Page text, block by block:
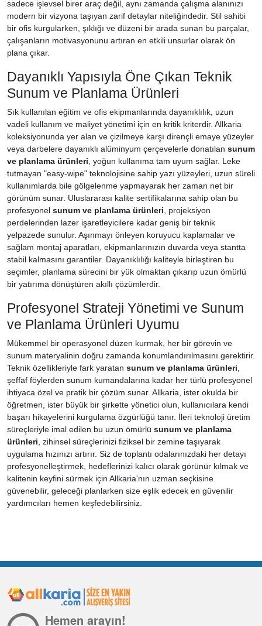
sadece işlevsel birer araç değil, aynı zamanda çalışma alanınızı
modern bir vizyona taşıyan zarif detaylar niteliğindedir. Stil sahibi
bir ofis kurgularken, şıklığı ve düzeni bir arada sunan bu parçalar,
çalışanların motivasyonunu artıran en etkili unsurlar olarak ön
plana çıkar.
Dayanıklı Yapısıyla Öne Çıkan Teknik
Sunum ve Planlama Ürünleri
Sık kullanılan eğitim ve ofis ekipmanlarında dayanıklılık, uzun
vadeli kullanım ve maliyet yönetimi için en kritik kriterdir. Allkaria
koleksiyonunda yer alan ve çizilmeye karşı dirençli emaye yüzeyler
veya darbelere dayanıklı alüminyum çerçevelerle donatılan sunum
ve planlama ürünleri , yoğun kullanıma tam uyum sağlar. Leke
tutmayan "easy-wipe" teknolojisine sahip yazı yüzeyleri, uzun süreli
kullanımlarda bile gölgelenme yapmayarak her zaman net bir
görünüm sunar. Uluslararası kalite sertifikalarına sahip olan bu
profesyonel sunum ve planlama ürünleri , projeksiyon
perdelerinden lazer işaretleyicilere kadar geniş bir teknik
yelpazede sunulur. Aşınmayı önleyen koruyucu kaplamalar ve
sağlam montaj aparatları, ekipmanlarınızın duvarda veya stantta
stabil kalmasını garantiler. Dayanıklılığı kaliteyle birleştiren bu
seçimler, planlama sürecini bir yük olmaktan çıkarıp uzun ömürlü
bir yatırıma dönüştüren akıllı çözümlerdir.
Profesyonel Strateji Yönetimi ve Sunum
ve Planlama Ürünleri Uyumu
Mükemmel bir operasyonel düzen kurmak, her bir görevin ve
sunum materyalinin doğru zamanda konumlandırılmasını gerektirir.
Teknik özellikleriyle fark yaratan sunum ve planlama ürünleri
şeffaf föylerden sunum kumandalarına kadar her türlü profesyonel
ihtiyaca özel ve pratik bir çözüm sunar. Allkaria, ister okulda bir
öğretmen, ister büyük bir şirkette yönetici olun, kullanıcılara kendi
başarı hikayelerini kurgulama özgürlüğü tanır. İleri teknoloji üretim
süreçleriyle imal edilen bu uzun ömürlü sunum ve planlama
ürünleri , zihinsel süreçlerinizi fiziksel bir zemine taşıyarak
uygulama hızınızı artırır. Siz de toplantı odalarınızdaki her detayı
profesyonelleştirmek, hedeflerinizi kalıcı olarak görünür kılmak ve
kalitenin keyfini sürmek için Allkaria'nın uzman seçkisine
güvenebilir, geleceği planlarken size eşlik edecek en güvenilir
yardımcıları hemen keşfedebilirsiniz.
Hemen arayın!